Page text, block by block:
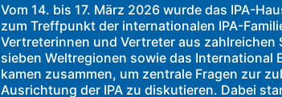
Vom 14. bis 17. März 2026 wurde das IPA-
zum Treffpunkt der internationalen IPA-
Vertreterinnen und Vertreter aus zahlreichen
sieben Weltregionen sowie das International
kamen zusammen, um zentrale Fragen zur
Ausrichtung der IPA zu diskutieren. Dabei